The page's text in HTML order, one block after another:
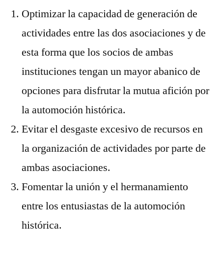
Optimizar la capacidad de generación de
actividades entre las dos asociaciones y de
esta forma que los socios de ambas
instituciones tengan un mayor abanico de
opciones para disfrutar la mutua afición por
la automoción histórica.
Evitar el desgaste excesivo de recursos en
la organización de actividades por parte de
ambas asociaciones.
Fomentar la unión y el hermanamiento
entre los entusiastas de la automoción
histórica.